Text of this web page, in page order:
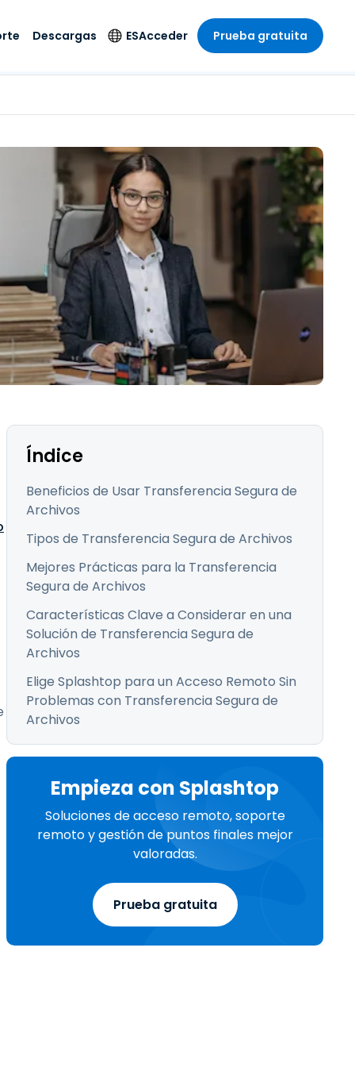
Antivirus
Detección y
respuesta de puntos
finales
Acceso y control de
Wi-Fi de Foxpass
Espacio de trabajo
seguro Zero Trust
Shield (Antiestafa)
Todos los
productos
entretenimiento
menor
y sector público
y Diseño
contabilidad
los
entretenimiento
menor
sectores
Descargas ES
Deutsch
Español
Français
Italiano
Nederlands
Português
简体中文
繁體中文
日本語
ภาษาไทย
Acceder Prueba gratuita
Índice
Beneficios de Usar Transferencia Segura de
Archivos
Tipos de Transferencia Segura de Archivos
Mejores Prácticas para la Transferencia
Segura de Archivos
Características Clave a Considerar en una
Solución de Transferencia Segura de
Archivos
Elige Splashtop para un Acceso Remoto Sin
Problemas con Transferencia Segura de
Archivos
Empieza con Splashtop
Soluciones de acceso remoto, soporte
remoto y gestión de puntos finales mejor
valoradas.
Prueba gratuita